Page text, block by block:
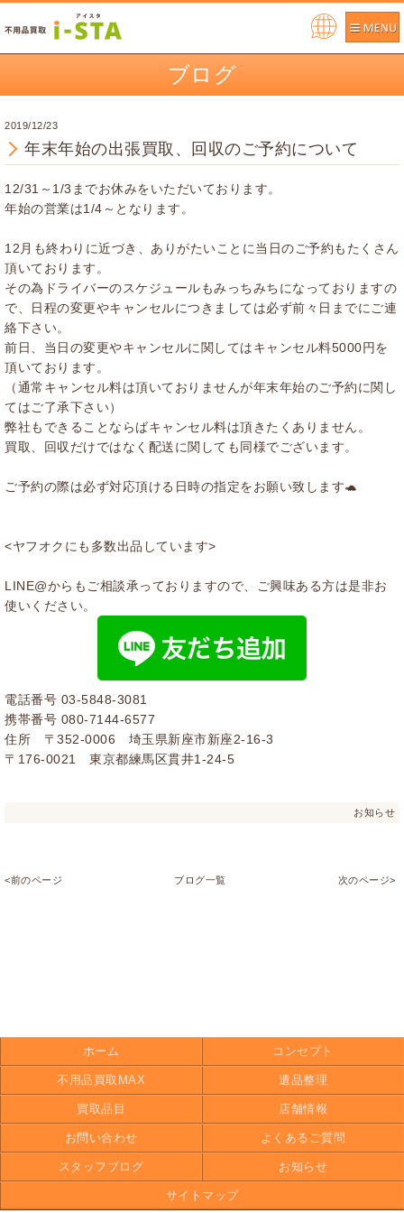
ブログ
2019/12/23
年末年始の出張買取、回収のご予約について
12/31～1/3までお休みをいただいております。
年始の営業は1/4～となります。
12月も終わりに近づき、ありがたいことに当日のご予約もたくさん
頂いております。
その為ドライバーのスケジュールもみっちみちになっておりますの
で、日程の変更やキャンセルにつきましては必ず前々日までにご連
絡下さい。
前日、当日の変更やキャンセルに関してはキャンセル料5000円を
頂いております。
（通常キャンセル料は頂いておりませんが年末年始のご予約に関し
てはご了承下さい）
弊社もできることならばキャンセル料は頂きたくありません。
買取、回収だけではなく配送に関しても同様でございます。
ご予約の際は必ず対応頂ける日時の指定をお願い致します🐢
<ヤフオクにも多数出品しています>
LINE@からもご相談承っておりますので、ご興味ある方は是非お
使いください。
電話番号 03-5848-3081
携帯番号 080-7144-6577
住所 〒352-0006 埼玉県新座市新座2-16-3
〒176-0021 東京都練馬区貫井1-24-5
お知らせ
<前のページ ブログ一覧 次のページ>
ホーム コンセプト
不用品買取MAX 遺品整理
買取品目 店舗情報
お問い合わせ よくあるご質問
スタッフブログ お知らせ
サイトマップ